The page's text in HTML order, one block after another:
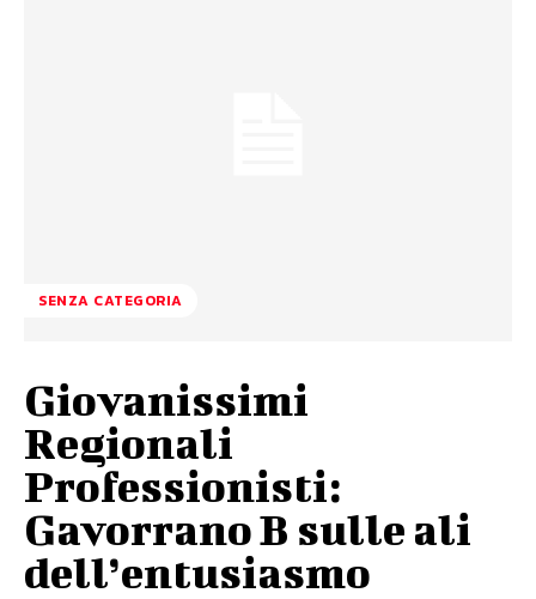
SENZA CATEGORIA
Giovanissimi
Regionali
Professionisti:
Gavorrano B sulle ali
dell’entusiasmo